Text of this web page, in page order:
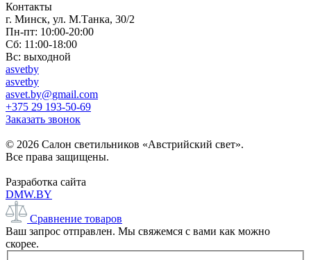
Контакты
г. Минск, ул. М.Танка, 30/2
Пн-пт: 10:00-20:00
Сб: 11:00-18:00
Вс: выходной
asvetby
asvetby
asvet.by@gmail.com
+375 29 193-50-69
Заказать звонок
© 2026 Салон светильников «Австрийский свет».
Все права защищены.
Разработка сайта
DMW.BY
Сравнение товаров
Ваш запрос отправлен. Мы свяжемся с вами как можно
скорее.